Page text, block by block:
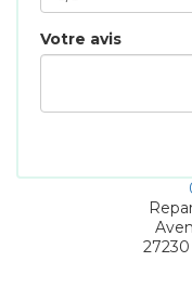
Votre avis
27230